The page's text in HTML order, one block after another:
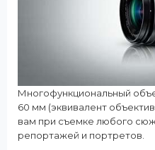
Многофункциональный
60 мм (эквивалент
вам при съемке любого
репортажей и портретов.